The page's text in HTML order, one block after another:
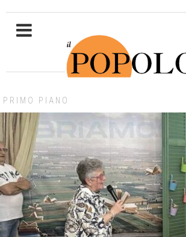
PRIMO PIANO